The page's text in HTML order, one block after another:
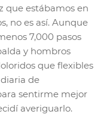
que estábamos en
no es así. Aunque
7,000 pasos
y hombros
que flexibles
de
sentirme mejor
averiguarlo.